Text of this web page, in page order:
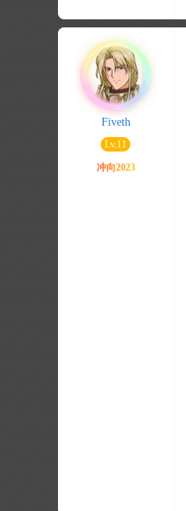
Fiveth
Lv.11